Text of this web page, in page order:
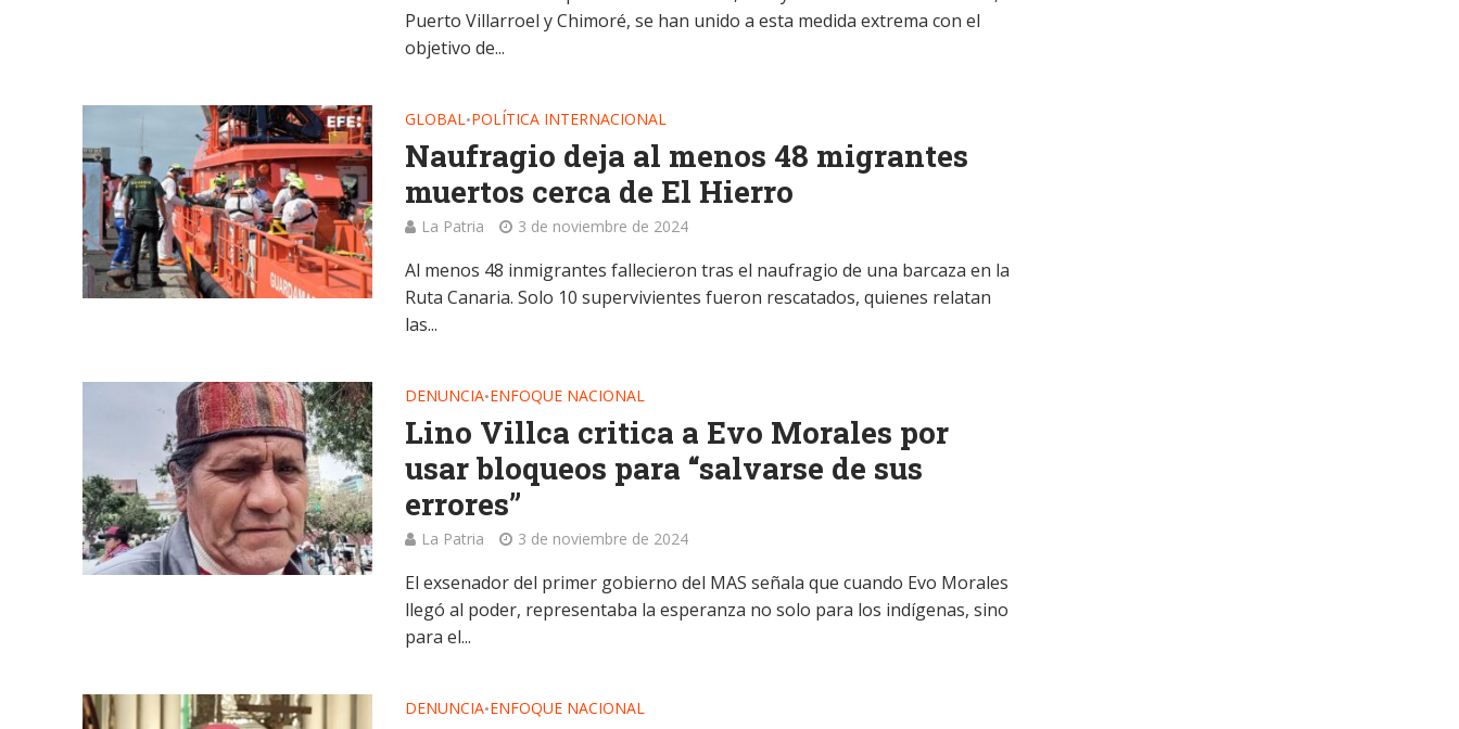
Puerto Villarroel y Chimoré, se han unido a esta medida extrema con el
objetivo de...
GLOBAL•POLÍTICA INTERNACIONAL
Naufragio deja al menos 48 migrantes
muertos cerca de El Hierro
La Patria 3 de noviembre de 2024
Al menos 48 inmigrantes fallecieron tras el naufragio de una barcaza en la
Ruta Canaria. Solo 10 supervivientes fueron rescatados, quienes relatan
las...
DENUNCIA•ENFOQUE NACIONAL
Lino Villca critica a Evo Morales por
usar bloqueos para “salvarse de sus
errores”
La Patria 3 de noviembre de 2024
El exsenador del primer gobierno del MAS señala que cuando Evo Morales
llegó al poder, representaba la esperanza no solo para los indígenas, sino
para el...
DENUNCIA•ENFOQUE NACIONAL